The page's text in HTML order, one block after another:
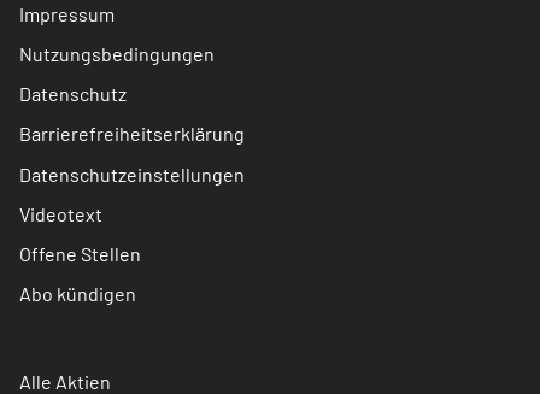
Impressum
Nutzungsbedingungen
Datenschutz
Barrierefreiheitserklärung
Datenschutzeinstellungen
Videotext
Offene Stellen
Abo kündigen
Alle Aktien